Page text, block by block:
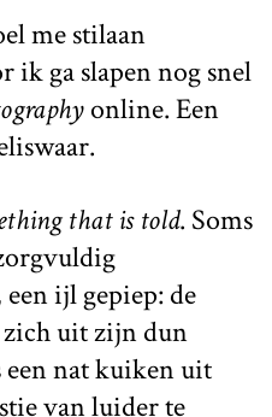
me stilaan
ik ga slapen nog snel
online. Een
that is told. Soms
ijl gepiep: de
uit zijn dun
een nat kuiken uit
van luider te